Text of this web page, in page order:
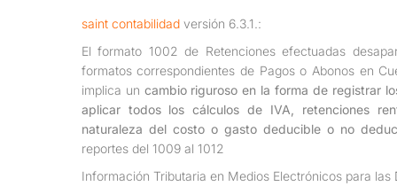
saint contabilidad versión 6.3.1.:
El formato 1002 de Retenciones efectuadas
formatos correspondientes de Pagos o Abonos en
implica un cambio riguroso en la forma de registrar
aplicar todos los cálculos de IVA, retenciones
naturaleza del costo o gasto deducible o no
reportes del 1009 al 1012
Información Tributaria en Medios Electrónicos para las